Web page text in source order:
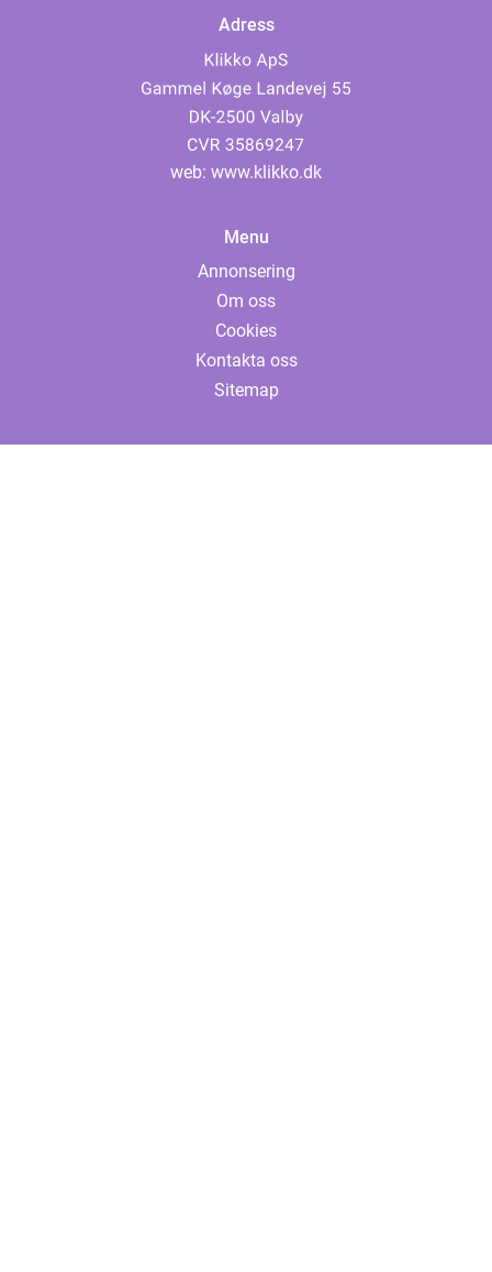
Adress
web: www.klikko.dk
Menu
Annonsering
Om oss
Cookies
Kontakta oss
Sitemap